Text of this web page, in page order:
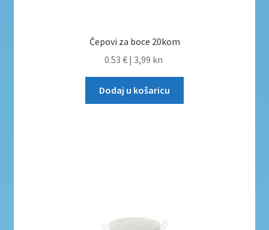
Čepovi za boce 20kom
0.53 € | 3,99 kn
Dodaj u košaricu